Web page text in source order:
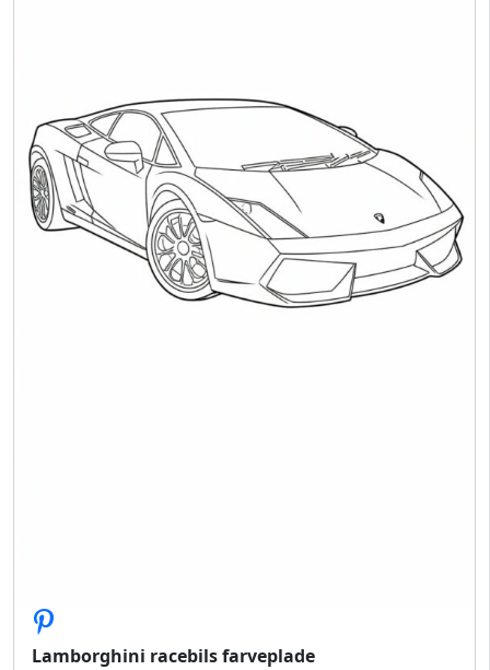
Lamborghini racebils farveplade